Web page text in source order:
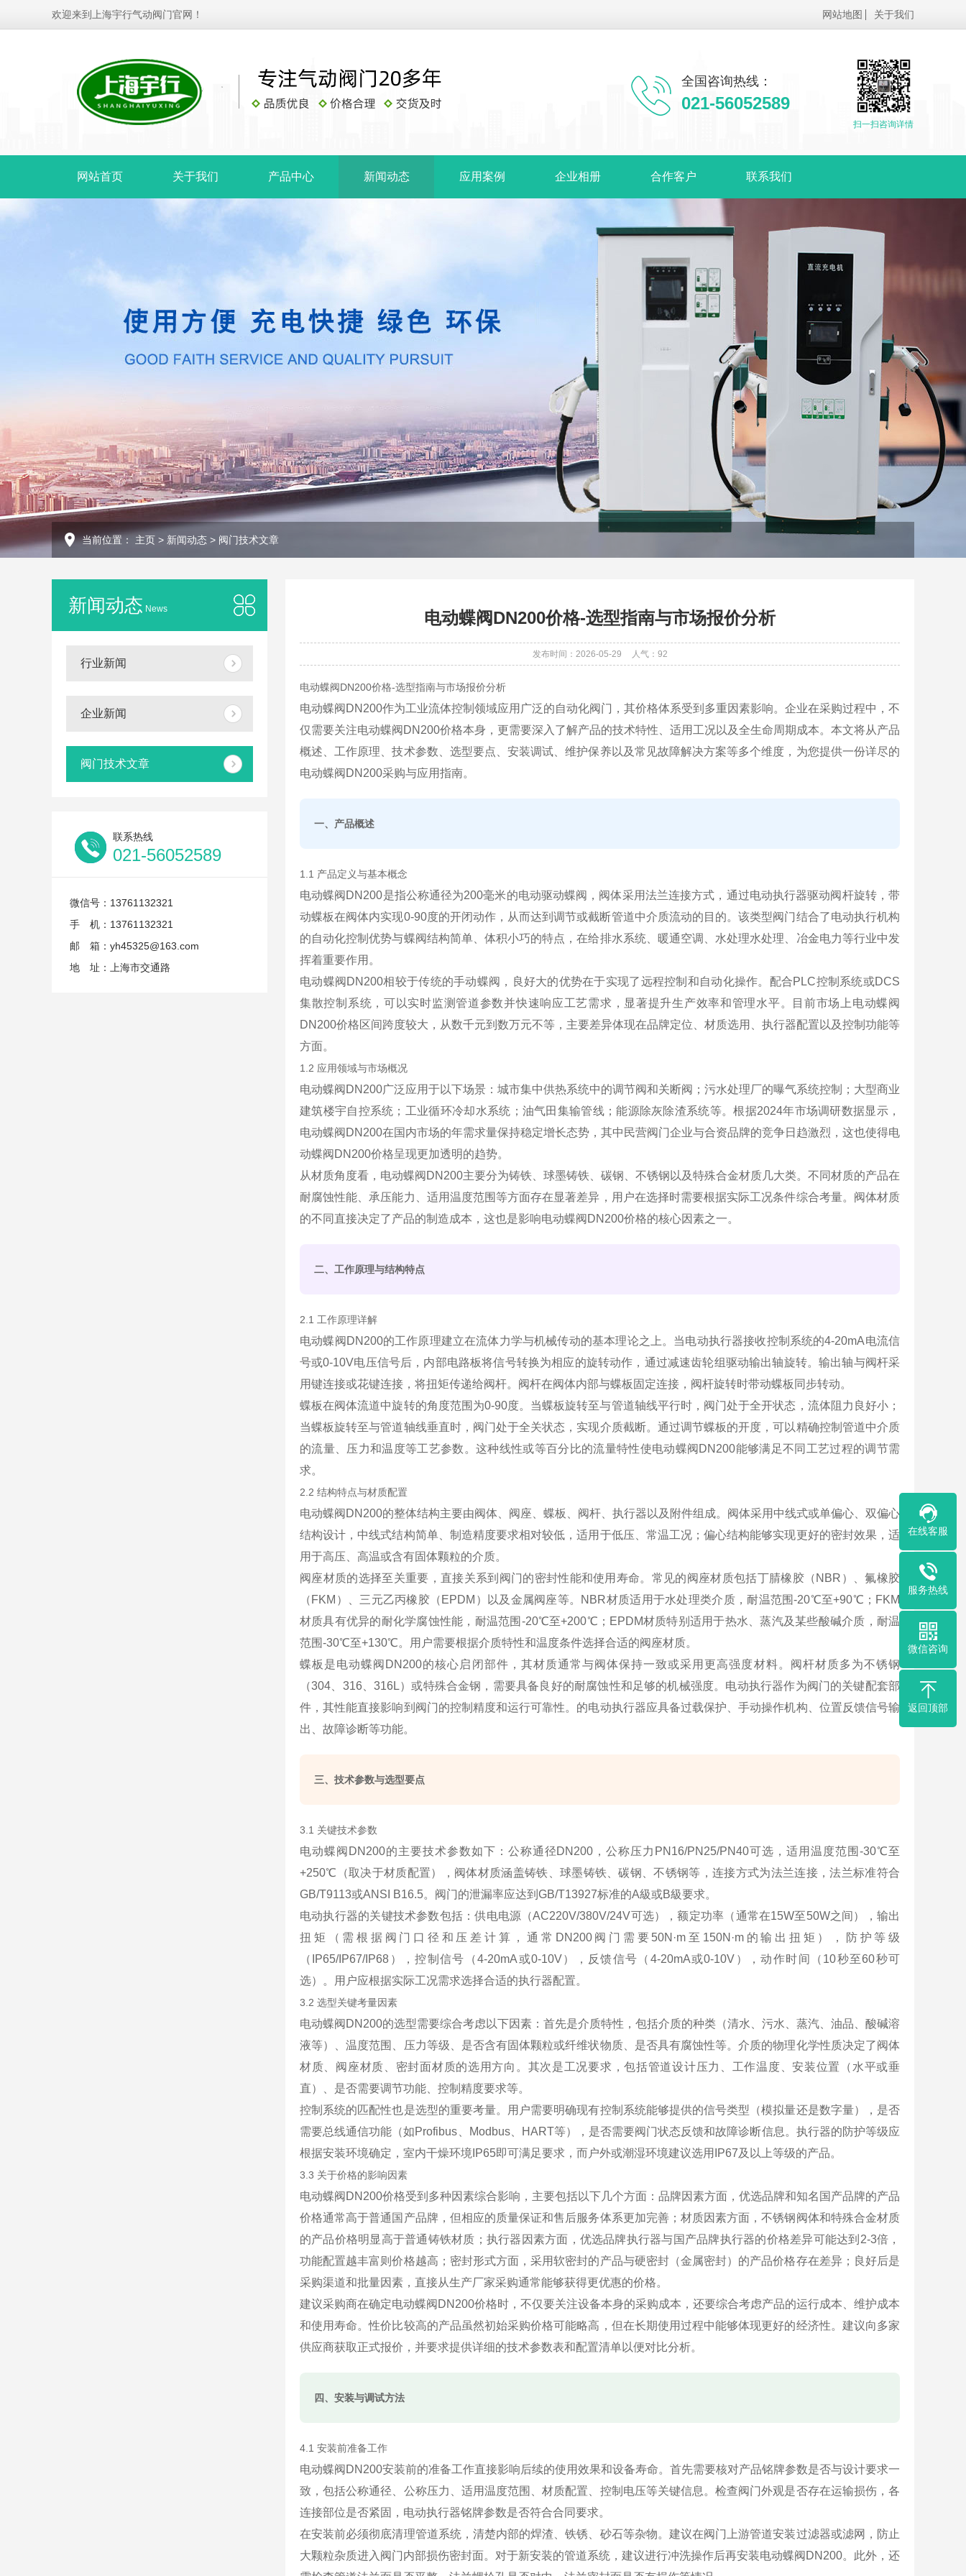
欢迎来到上海宇行气动阀门官网！ 网站地图 关于我们
扫一扫咨询详情
全国咨询热线：
021-56052589
网站首页 关于我们 产品中心 新闻动态 应用案例 企业相册 合作客户 联系我们
当前位置： 主页 > 新闻动态 > 阀门技术文章
新闻动态 News
行业新闻
企业新闻
阀门技术文章
联系热线
021-56052589
微信号：13761132321
手 机：13761132321
邮 箱：yh45325@163.com
地 址：上海市交通路
电动蝶阀DN200价格-选型指南与市场报价分析
发布时间：2026-05-29 人气： 92
电动蝶阀DN200价格-选型指南与市场报价分析
电动蝶阀DN200作为工业流体控制领域应用广泛的自动化阀门，其价格体系受到多重因素影响。企业在采购过程中，不
仅需要关注电动蝶阀DN200价格本身，更需要深入了解产品的技术特性、适用工况以及全生命周期成本。本文将从产品
概述、工作原理、技术参数、选型要点、安装调试、维护保养以及常见故障解决方案等多个维度，为您提供一份详尽的
电动蝶阀DN200采购与应用指南。
一、产品概述
1.1 产品定义与基本概念
电动蝶阀DN200是指公称通径为200毫米的电动驱动蝶阀，阀体采用法兰连接方式，通过电动执行器驱动阀杆旋转，带
动蝶板在阀体内实现0-90度的开闭动作，从而达到调节或截断管道中介质流动的目的。该类型阀门结合了电动执行机构
的自动化控制优势与蝶阀结构简单、体积小巧的特点，在给排水系统、暖通空调、水处理水处理、冶金电力等行业中发
挥着重要作用。
电动蝶阀DN200相较于传统的手动蝶阀，良好大的优势在于实现了远程控制和自动化操作。配合PLC控制系统或DCS
集散控制系统，可以实时监测管道参数并快速响应工艺需求，显著提升生产效率和管理水平。目前市场上电动蝶阀
DN200价格区间跨度较大，从数千元到数万元不等，主要差异体现在品牌定位、材质选用、执行器配置以及控制功能等
方面。
1.2 应用领域与市场概况
电动蝶阀DN200广泛应用于以下场景：城市集中供热系统中的调节阀和关断阀；污水处理厂的曝气系统控制；大型商业
建筑楼宇自控系统；工业循环冷却水系统；油气田集输管线；能源除灰除渣系统等。根据2024年市场调研数据显示，
电动蝶阀DN200在国内市场的年需求量保持稳定增长态势，其中民营阀门企业与合资品牌的竞争日趋激烈，这也使得电
动蝶阀DN200价格呈现更加透明的趋势。
从材质角度看，电动蝶阀DN200主要分为铸铁、球墨铸铁、碳钢、不锈钢以及特殊合金材质几大类。不同材质的产品在
耐腐蚀性能、承压能力、适用温度范围等方面存在显著差异，用户在选择时需要根据实际工况条件综合考量。阀体材质
的不同直接决定了产品的制造成本，这也是影响电动蝶阀DN200价格的核心因素之一。
二、工作原理与结构特点
2.1 工作原理详解
电动蝶阀DN200的工作原理建立在流体力学与机械传动的基本理论之上。当电动执行器接收控制系统的4-20mA电流信
号或0-10V电压信号后，内部电路板将信号转换为相应的旋转动作，通过减速齿轮组驱动输出轴旋转。输出轴与阀杆采
用键连接或花键连接，将扭矩传递给阀杆。阀杆在阀体内部与蝶板固定连接，阀杆旋转时带动蝶板同步转动。
蝶板在阀体流道中旋转的角度范围为0-90度。当蝶板旋转至与管道轴线平行时，阀门处于全开状态，流体阻力良好小；
当蝶板旋转至与管道轴线垂直时，阀门处于全关状态，实现介质截断。通过调节蝶板的开度，可以精确控制管道中介质
的流量、压力和温度等工艺参数。这种线性或等百分比的流量特性使电动蝶阀DN200能够满足不同工艺过程的调节需
求。
2.2 结构特点与材质配置
电动蝶阀DN200的整体结构主要由阀体、阀座、蝶板、阀杆、执行器以及附件组成。阀体采用中线式或单偏心、双偏心
结构设计，中线式结构简单、制造精度要求相对较低，适用于低压、常温工况；偏心结构能够实现更好的密封效果，适
用于高压、高温或含有固体颗粒的介质。
阀座材质的选择至关重要，直接关系到阀门的密封性能和使用寿命。常见的阀座材质包括丁腈橡胶（NBR）、氟橡胶
（FKM）、三元乙丙橡胶（EPDM）以及金属阀座等。NBR材质适用于水处理类介质，耐温范围-20℃至+90℃；FKM
材质具有优异的耐化学腐蚀性能，耐温范围-20℃至+200℃；EPDM材质特别适用于热水、蒸汽及某些酸碱介质，耐温
范围-30℃至+130℃。用户需要根据介质特性和温度条件选择合适的阀座材质。
蝶板是电动蝶阀DN200的核心启闭部件，其材质通常与阀体保持一致或采用更高强度材料。阀杆材质多为不锈钢
（304、316、316L）或特殊合金钢，需要具备良好的耐腐蚀性和足够的机械强度。电动执行器作为阀门的关键配套部
件，其性能直接影响到阀门的控制精度和运行可靠性。的电动执行器应具备过载保护、手动操作机构、位置反馈信号输
出、故障诊断等功能。
三、技术参数与选型要点
3.1 关键技术参数
电动蝶阀DN200的主要技术参数如下：公称通径DN200，公称压力PN16/PN25/PN40可选，适用温度范围-30℃至
+250℃（取决于材质配置），阀体材质涵盖铸铁、球墨铸铁、碳钢、不锈钢等，连接方式为法兰连接，法兰标准符合
GB/T9113或ANSI B16.5。阀门的泄漏率应达到GB/T13927标准的A級或B級要求。
电动执行器的关键技术参数包括：供电电源（AC220V/380V/24V可选），额定功率（通常在15W至50W之间），输出
扭矩（需根据阀门口径和压差计算，通常DN200阀门需要50N·m至150N·m的输出扭矩），防护等级
（IP65/IP67/IP68），控制信号（4-20mA或0-10V），反馈信号（4-20mA或0-10V），动作时间（10秒至60秒可
选）。用户应根据实际工况需求选择合适的执行器配置。
3.2 选型关键考量因素
电动蝶阀DN200的选型需要综合考虑以下因素：首先是介质特性，包括介质的种类（清水、污水、蒸汽、油品、酸碱溶
液等）、温度范围、压力等级、是否含有固体颗粒或纤维状物质、是否具有腐蚀性等。介质的物理化学性质决定了阀体
材质、阀座材质、密封面材质的选用方向。其次是工况要求，包括管道设计压力、工作温度、安装位置（水平或垂
直）、是否需要调节功能、控制精度要求等。
控制系统的匹配性也是选型的重要考量。用户需要明确现有控制系统能够提供的信号类型（模拟量还是数字量），是否
需要总线通信功能（如Profibus、Modbus、HART等），是否需要阀门状态反馈和故障诊断信息。执行器的防护等级应
根据安装环境确定，室内干燥环境IP65即可满足要求，而户外或潮湿环境建议选用IP67及以上等级的产品。
3.3 关于价格的影响因素
电动蝶阀DN200价格受到多种因素综合影响，主要包括以下几个方面：品牌因素方面，优选品牌和知名国产品牌的产品
价格通常高于普通国产品牌，但相应的质量保证和售后服务体系更加完善；材质因素方面，不锈钢阀体和特殊合金材质
的产品价格明显高于普通铸铁材质；执行器因素方面，优选品牌执行器与国产品牌执行器的价格差异可能达到2-3倍，
功能配置越丰富则价格越高；密封形式方面，采用软密封的产品与硬密封（金属密封）的产品价格存在差异；良好后是
采购渠道和批量因素，直接从生产厂家采购通常能够获得更优惠的价格。
建议采购商在确定电动蝶阀DN200价格时，不仅要关注设备本身的采购成本，还要综合考虑产品的运行成本、维护成本
和使用寿命。性价比较高的产品虽然初始采购价格可能略高，但在长期使用过程中能够体现更好的经济性。建议向多家
供应商获取正式报价，并要求提供详细的技术参数表和配置清单以便对比分析。
四、安装与调试方法
4.1 安装前准备工作
电动蝶阀DN200安装前的准备工作直接影响后续的使用效果和设备寿命。首先需要核对产品铭牌参数是否与设计要求一
致，包括公称通径、公称压力、适用温度范围、材质配置、控制电压等关键信息。检查阀门外观是否存在运输损伤，各
连接部位是否紧固，电动执行器铭牌参数是否符合合同要求。
在安装前必须彻底清理管道系统，清楚内部的焊渣、铁锈、砂石等杂物。建议在阀门上游管道安装过滤器或滤网，防止
大颗粒杂质进入阀门内部损伤密封面。对于新安装的管道系统，建议进行冲洗操作后再安装电动蝶阀DN200。此外，还
在线客服
服务热线
微信咨询
返回顶部